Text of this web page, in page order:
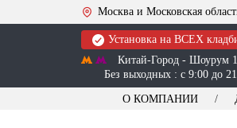
Москва и Московская
Установка на ВСЕХ
Китай-Город - Шоурум
Без выходных : с 9:00 до
О КОМПАНИИ